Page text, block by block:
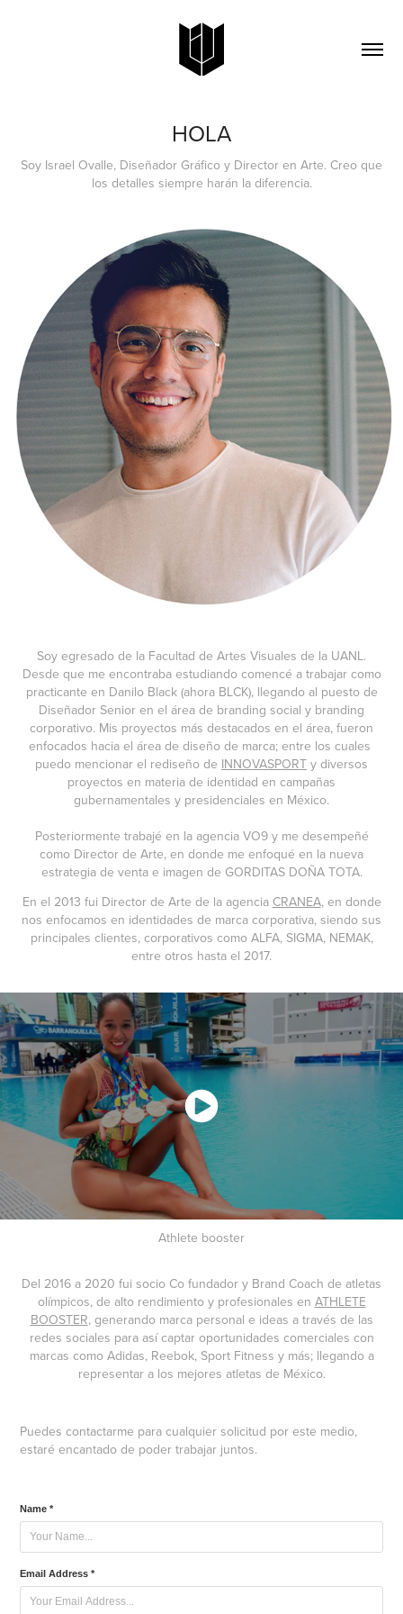
HOLA
Soy Israel Ovalle, Diseñador Gráfico y Director en Arte. Creo que
los detalles siempre harán la diferencia.
Soy egresado de la Facultad de Artes Visuales de la UANL.
Desde que me encontraba estudiando comencé a trabajar como
practicante en Danilo Black (ahora BLCK), llegando al puesto de
Diseñador Senior en el área de branding social y branding
corporativo. Mis proyectos más destacados en el área, fueron
enfocados hacia el área de diseño de marca; entre los cuales
puedo mencionar el rediseño de INNOVASPORT y diversos
proyectos en materia de identidad en campañas
gubernamentales y presidenciales en México.
Posteriormente trabajé en la agencia VO9 y me desempeñé
como Director de Arte, en donde me enfoqué en la nueva
estrategia de venta e imagen de GORDITAS DOÑA TOTA.
En el 2013 fui Director de Arte de la agencia CRANEA, en donde
nos enfocamos en identidades de marca corporativa, siendo sus
principales clientes, corporativos como ALFA, SIGMA, NEMAK,
entre otros hasta el 2017.
Athlete booster
Del 2016 a 2020 fui socio Co fundador y Brand Coach de atletas
olímpicos, de alto rendimiento y profesionales en ATHLETE
BOOSTER, generando marca personal e ideas a través de las
redes sociales para así captar oportunidades comerciales con
marcas como Adidas, Reebok, Sport Fitness y más; llegando a
representar a los mejores atletas de México.
Puedes contactarme para cualquier solicitud por este medio,
estaré encantado de poder trabajar juntos.
Name *
Email Address *